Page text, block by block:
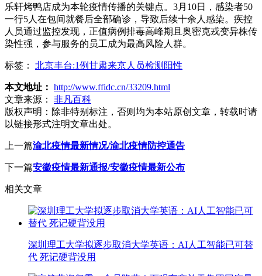
乐轩烤鸭店成为本轮疫情传播的关键点。3月10日，感染者50
一行5人在包间就餐后全部确诊，导致后续十余人感染。疾控
人员通过监控发现，正值病例排毒高峰期且奥密克戎变异株传
染性强，参与服务的员工成为最高风险人群。
标签： 北京丰台:1例甘肃来京人员检测阳性
本文地址： http://www.ffidc.cn/33209.html
文章来源：
非凡百科
版权声明： 除非特别标注，否则均为本站原创文章，转载时请
以链接形式注明文章出处。
上一篇渝北疫情最新情况/渝北疫情防控通告
下一篇安徽疫情最新通报/安徽疫情最新公布
相关文章
深圳理工大学拟逐步取消大学英语：AI人工智能已可替
代 死记硬背没用